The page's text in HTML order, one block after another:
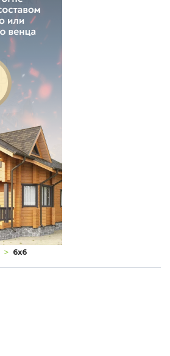
> 6x6